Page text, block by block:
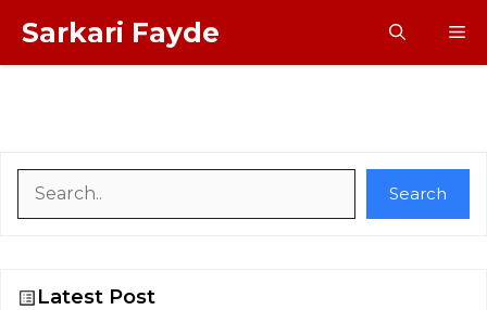
content
Sarkari Fayde
Search
Latest Post